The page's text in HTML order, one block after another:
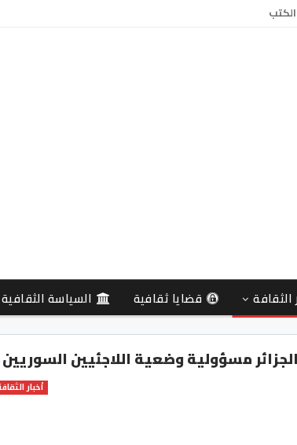
الثقافة قضايا ثقافية السياسة الثقافية
مسؤولية وضعية اللاجئيين السوريين
أخبار